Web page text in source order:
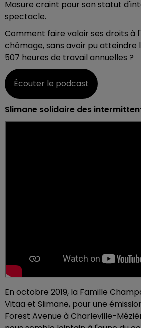
Masure craint pour son statut
spectacle.
Comment faire valoir ses droits à
chômage, sans avoir pu atteindre
507 heures de travail annuelles ?
Écouter le podcast
Slimane solidaire des
En octobre 2019, la Famille
Vitaa et Slimane, pour une
Forest Avenue à Charleville-